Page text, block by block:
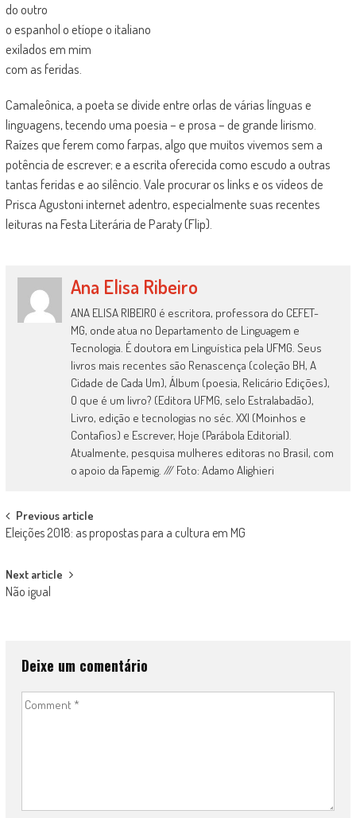
do outro
o espanhol o etíope o italiano
exilados em mim
com as feridas.
Camaleônica, a poeta se divide entre orlas de várias línguas e
linguagens, tecendo uma poesia – e prosa – de grande lirismo.
Raízes que ferem como farpas, algo que muitos vivemos sem a
potência de escrever; e a escrita oferecida como escudo a outras
tantas feridas e ao silêncio. Vale procurar os links e os vídeos de
Prisca Agustoni internet adentro, especialmente suas recentes
leituras na Festa Literária de Paraty (Flip).
Ana Elisa Ribeiro
ANA ELISA RIBEIRO é escritora, professora do CEFET-
MG, onde atua no Departamento de Linguagem e
Tecnologia. É doutora em Linguística pela UFMG. Seus
livros mais recentes são Renascença (coleção BH, A
Cidade de Cada Um), Álbum (poesia, Relicário Edições),
O que é um livro? (Editora UFMG, selo Estralabadão),
Livro, edição e tecnologias no séc. XXI (Moinhos e
Contafios) e Escrever, Hoje (Parábola Editorial).
Atualmente, pesquisa mulheres editoras no Brasil, com
o apoio da Fapemig. /// Foto: Adamo Alighieri
Post
navigation
Previous article
Eleições 2018: as propostas para a cultura em MG
Next article
Não igual
Deixe um comentário